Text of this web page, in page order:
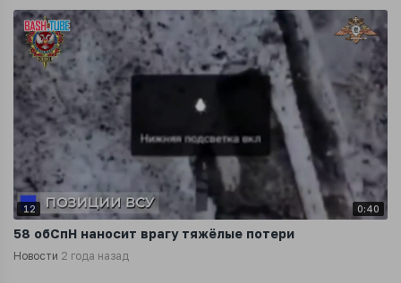
12 0:40
58 обСпН наносит врагу тяжёлые потери
Новости 2 года назад